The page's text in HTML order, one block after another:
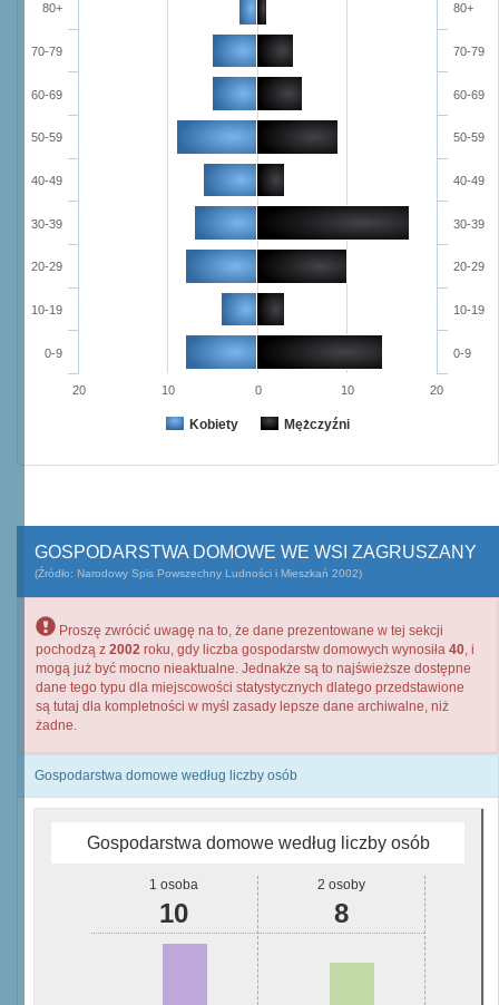
Kobiety Mężczyźni
0-9
10-19
20-29
30-39
40-49
50-59
60-69
70-79
80+
0-9
10-19
20-29
30-39
40-49
50-59
60-69
70-79
80+
20 10 0 10 20
GOSPODARSTWA DOMOWE WE WSI ZAGRUSZANY
(Źródło: Narodowy Spis Powszechny Ludności i Mieszkań 2002)
Proszę zwrócić uwagę na to, że dane prezentowane w tej sekcji
pochodzą z 2002 roku, gdy liczba gospodarstw domowych wynosiła 40, i
mogą już być mocno nieaktualne. Jednakże są to najświeższe dostępne
dane tego typu dla miejscowości statystycznych dlatego przedstawione
są tutaj dla kompletności w myśl zasady lepsze dane archiwalne, niż
żadne.
Gospodarstwa domowe według liczby osób
Gospodarstwa domowe według liczby osób
1 osoba
10
2 osoby
8